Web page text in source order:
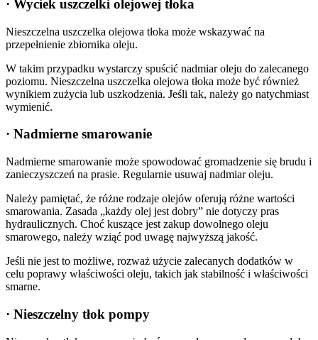
· Wyciek uszczelki olejowej tłoka
Nieszczelna uszczelka olejowa tłoka może wskazywać na
przepełnienie zbiornika oleju.
W takim przypadku wystarczy spuścić nadmiar oleju do zalecanego
poziomu. Nieszczelna uszczelka olejowa tłoka może być również
wynikiem zużycia lub uszkodzenia. Jeśli tak, należy go natychmiast
wymienić.
· Nadmierne smarowanie
Nadmierne smarowanie może spowodować gromadzenie się brudu i
zanieczyszczeń na prasie. Regularnie usuwaj nadmiar oleju.
Należy pamiętać, że różne rodzaje olejów oferują różne wartości
smarowania. Zasada „każdy olej jest dobry” nie dotyczy pras
hydraulicznych. Choć kuszące jest zakup dowolnego oleju
smarowego, należy wziąć pod uwagę najwyższą jakość.
Jeśli nie jest to możliwe, rozważ użycie zalecanych dodatków w
celu poprawy właściwości oleju, takich jak stabilność i właściwości
smarne.
· Nieszczelny tłok pompy